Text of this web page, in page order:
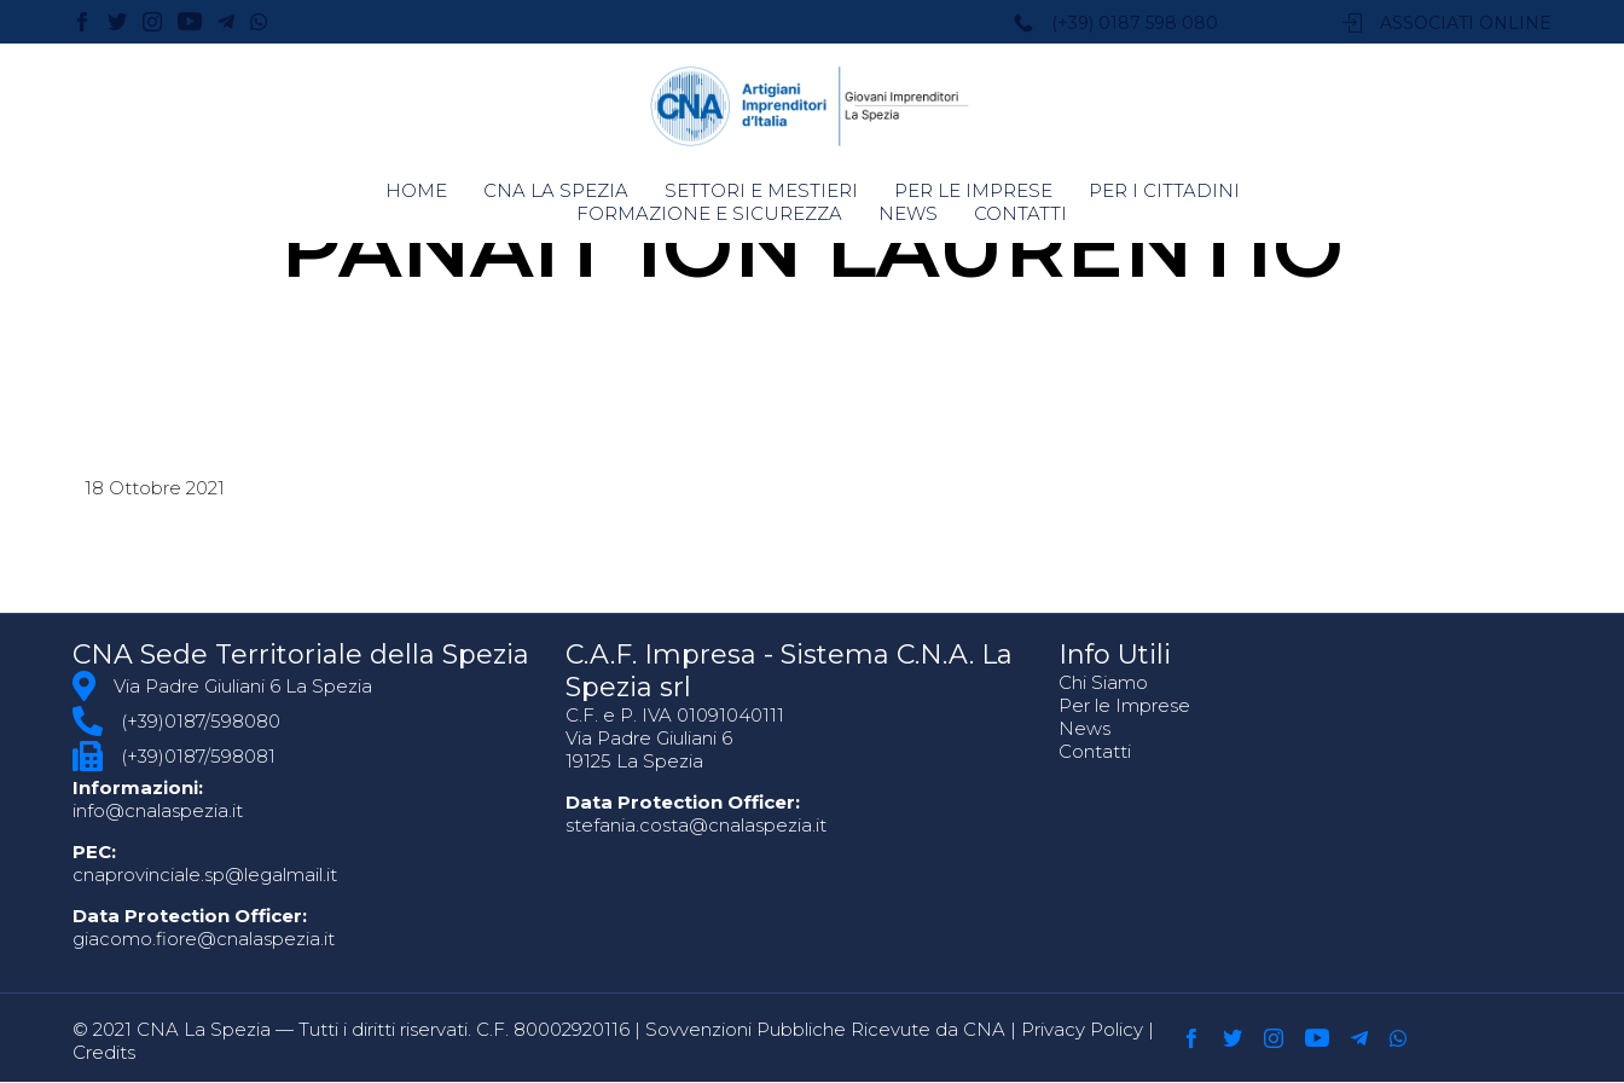
(+39) 0187 598 080 ASSOCIATI ONLINE
Skip
to
HOME CNA LA SPEZIA SETTORI E MESTIERI PER LE IMPRESE
PER I CITTADINI
FORMAZIONE E SICUREZZA
NEWS CONTATTI
PANAIT ION LAURENTIO
18 Ottobre 2021
CNA Sede Territoriale della Spezia
Via Padre Giuliani 6 La Spezia
(+39)0187/598080
(+39)0187/598081
Informazioni:
info@cnalaspezia.it
PEC:
cnaprovinciale.sp@legalmail.it
Data Protection Officer:
giacomo.fiore@cnalaspezia.it
C.A.F. Impresa - Sistema C.N.A. La
Spezia srl
C.F. e P. IVA 01091040111
Via Padre Giuliani 6
19125 La Spezia
Data Protection Officer:
stefania.costa@cnalaspezia.it
Info Utili
Chi Siamo
Per le Imprese
News
Contatti
© 2021 CNA La Spezia — Tutti i diritti riservati. C.F. 80002920116 | Sovvenzioni Pubbliche Ricevute da CNA | Privacy Policy |
Credits